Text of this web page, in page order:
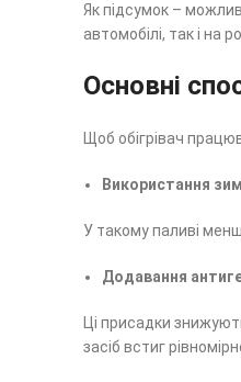
Як підсумок –
автомобілі, так і на
Основні
Щоб обігрівач
Використання
У такому паливі
Додавання
Ці присадки
засіб встиг